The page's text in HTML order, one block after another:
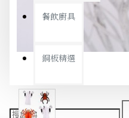
餐飲廚具
銅板精選